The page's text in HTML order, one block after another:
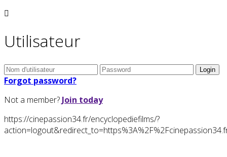
Utilisateur
Forgot password?
Not a member? Join today
https://cinepassion34.fr/encyclopediefilms/?